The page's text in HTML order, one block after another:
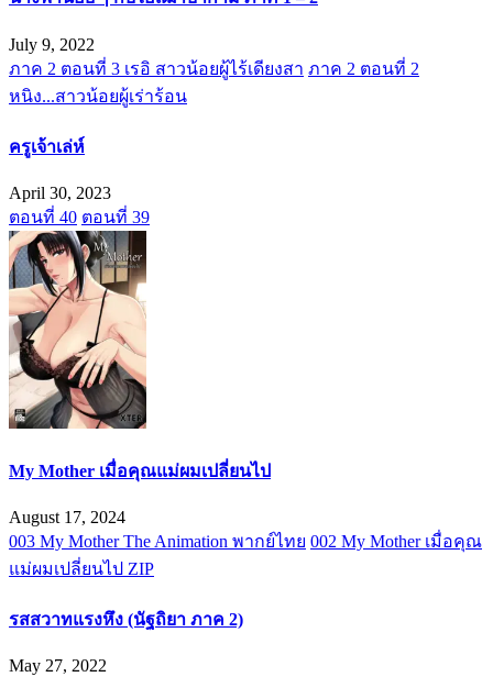
July 9, 2022
ภาค 2 ตอนที่ 3 เรอิ สาวน้อยผู้ไร้เดียงสา ภาค 2 ตอนที่ 2
หนิง...สาวน้อยผู้เร่าร้อน
ครูเจ้าเล่ห์
April 30, 2023
ตอนที่ 40 ตอนที่ 39
My Mother เมื่อคุณแม่ผมเปลี่ยนไป
August 17, 2024
003 My Mother The Animation พากย์ไทย 002 My Mother เมื่อคุณ
แม่ผมเปลี่ยนไป ZIP
รสสวาทแรงหึง (นัฐถิยา ภาค 2)
May 27, 2022